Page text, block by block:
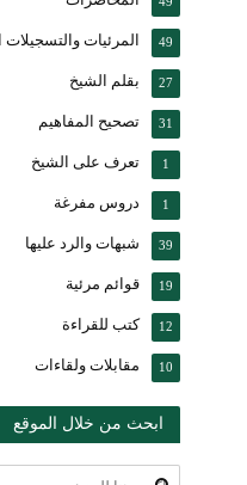
المرئيات والتسجيلات 49
بقلم الشيخ 27
تصحيح المفاهيم 31
تعرف على الشيخ 1
دروس مفرغة 1
شبهات والرد عليها 39
قوائم مرئية 19
كتب للقراءة 12
مقابلات ولقاءات 10
ابحث من خلال الموقع